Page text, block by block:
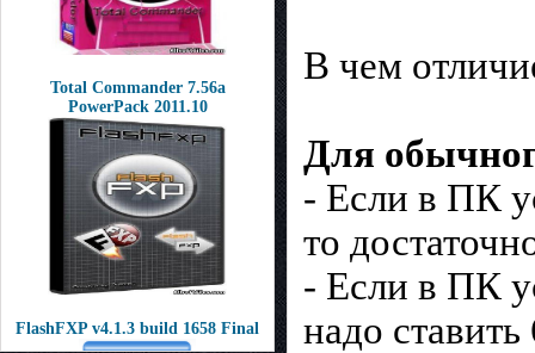
Total Commander 7.56a
PowerPack 2011.10
FlashFXP v4.1.3 build 1658 Final
В чем
Для
- Если в ПК
то
- Если в ПК
надо